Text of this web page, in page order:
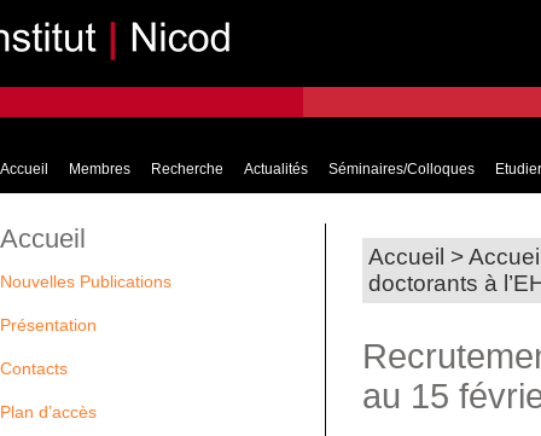
Accueil Membres Recherche Actualités Séminaires/Colloques
Accueil >
doctorants à
au 15
Accueil
Nouvelles Publications
Présentation
Contacts
Plan d’accès